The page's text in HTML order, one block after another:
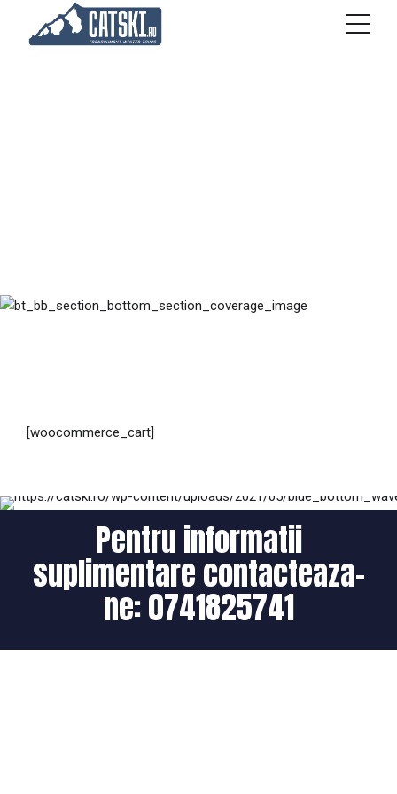
[woocommerce_cart]
Pentru informatii
suplimentare contacteaza-
ne:0741825741